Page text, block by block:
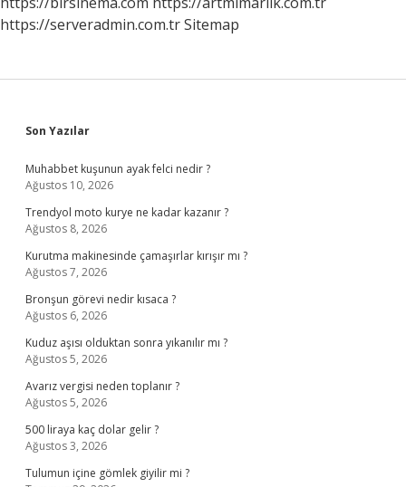
https://serveradmin.com.trSitemap
Sidebar
Son Yazılar
Muhabbet kuşunun ayak felci nedir ?
Ağustos 10, 2026
Trendyol moto kurye ne kadar kazanır ?
Ağustos 8, 2026
Kurutma makinesinde çamaşırlar kırışır mı ?
Ağustos 7, 2026
Bronşun görevi nedir kısaca ?
Ağustos 6, 2026
Kuduz aşısı olduktan sonra yıkanılır mı ?
Ağustos 5, 2026
Avarız vergisi neden toplanır ?
Ağustos 5, 2026
500 liraya kaç dolar gelir ?
Ağustos 3, 2026
Tulumun içine gömlek giyilir mi ?